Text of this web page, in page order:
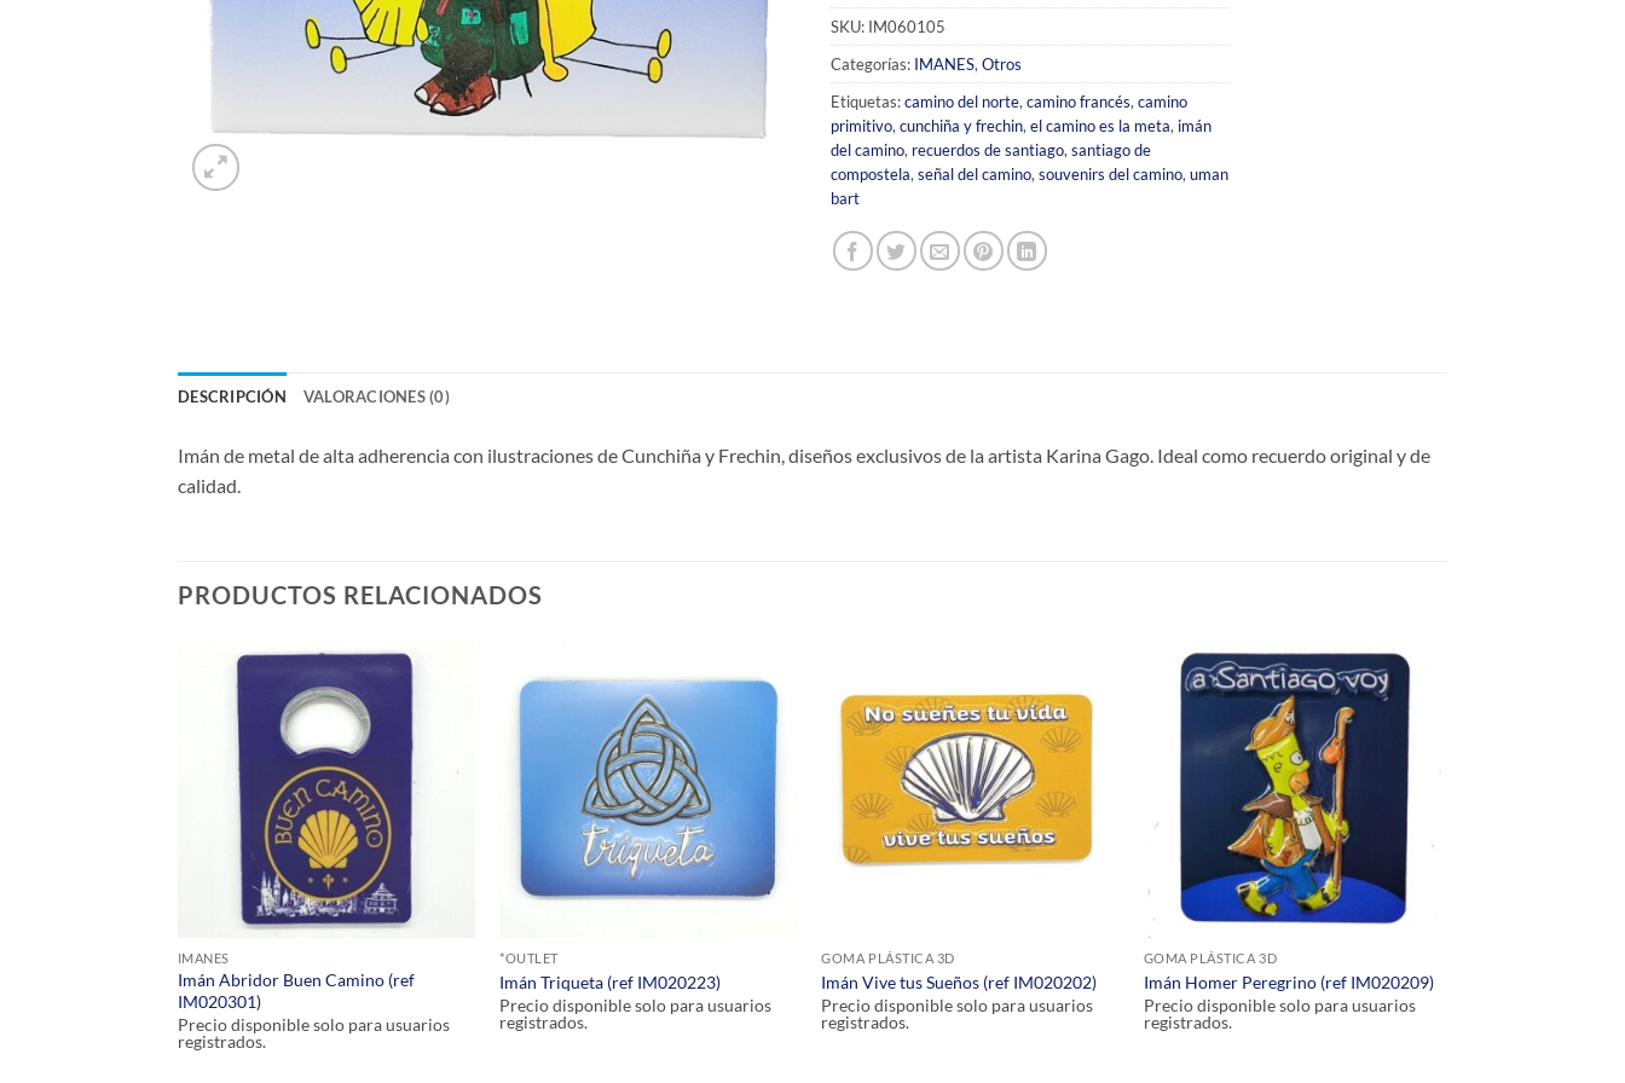
SKU: IM060105
Categorías: IMANES, Otros
Etiquetas:camino del norte, camino francés, camino
primitivo, cunchiña y frechin, el camino es la meta, imán
del camino, recuerdos de santiago, santiago de
compostela, señal del camino, souvenirs del camino, uman
bart
DESCRIPCIÓN VALORACIONES (0)
Imán de metal de alta adherencia con ilustraciones de Cunchiña y Frechin, diseños exclusivos de la artista Karina Gago. Ideal como recuerdo original y de
calidad.
PRODUCTOS RELACIONADOS
IMANES
Imán Abridor Buen Camino (ref
IM020301)
Precio disponible solo para usuarios
registrados.
*OUTLET
Imán Triqueta (ref IM020223)
Precio disponible solo para usuarios
registrados.
GOMA PLÁSTICA 3D
Imán Vive tus Sueños (ref IM020202)
Precio disponible solo para usuarios
registrados.
GOMA PLÁSTICA 3D
Imán Homer Peregrino (ref IM020209)
Precio disponible solo para usuarios
registrados.